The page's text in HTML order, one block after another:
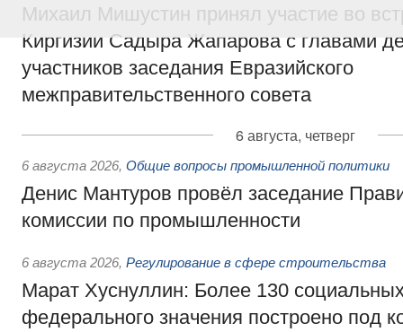
Михаил Мишустин принял участие во
Киргизии Садыра Жапарова с главами
участников заседания Евразийского
межправительственного совета
6 августа, четверг
6 августа 2026, Общие вопросы промышленной политики
Денис Мантуров провёл заседание
комиссии по промышленности
6 августа 2026, Регулирование в сфере строительства
Марат Хуснуллин: Более 130
федерального значения построено под